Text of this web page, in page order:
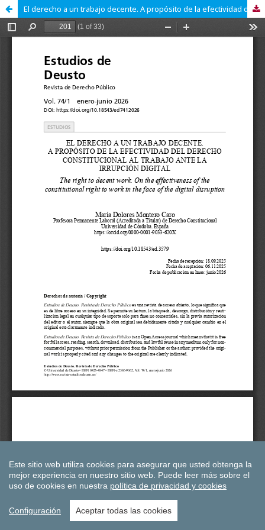
El derecho a un trabajo decente. A propósito de la efectividad del derecho constitucional al trabajo ante la irrupción digital
Este sitio web utiliza cookies para asegurar que usted obtenga la
mejor experiencia en nuestro sitio web. Puede leer más sobre el
uso de cookies en nuestra política de privacidad y cookies
Configuración Aceptar todas las cookies